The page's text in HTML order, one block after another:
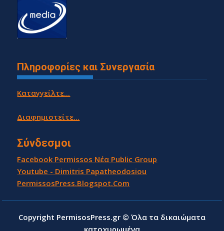
Πληροφορίες και Συνεργασία
Καταγγείλτε...
Διαφημιστείτε...
Σύνδεσμοι
Facebook Permissos Νέα Public Group
Youtube - Dimitris Papatheodosiou
PermissosPress.Blogspot.Com
Copyright PermisosPress.gr © Όλα τα δικαιώματα
κατοχυρωμένα